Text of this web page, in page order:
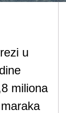
u
miliona